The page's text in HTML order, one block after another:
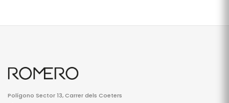
Polígono Sector 13, Carrer dels Coeters